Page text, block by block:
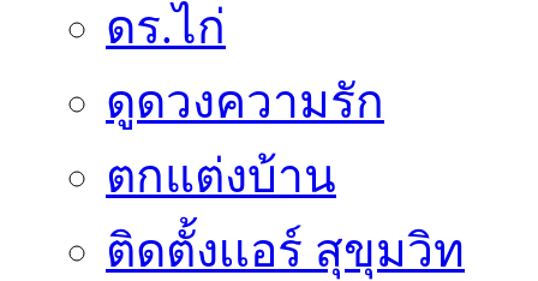
ดร.ไก่
ดูดวงความรัก
ตกแต่งบ้าน
ติดตั้งเเอร์ สุขุมวิท